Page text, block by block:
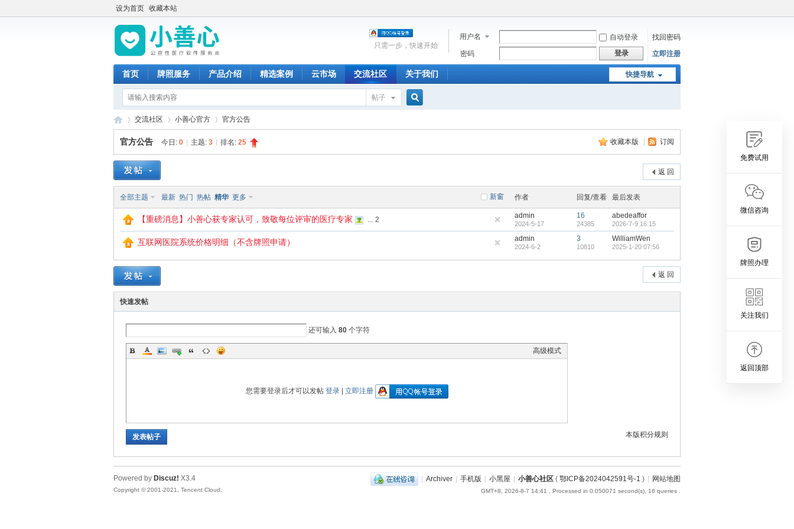
设为首页 收藏本站
用户名 自动登录
找回密码
密码
登录 立即注册
只需一步，快速开始
快捷导航
首页 牌照服务 产品介绍 精选案例 云市场 交流社区 关于我们
帖子
善
»
交流社区 小善心官方 官方公告
收藏本版 订阅
官方公告 今日: 0 主题: 3 排名: 25
返 回
新窗
全部主题 最新 热门 热帖 精华 更多 作者 回复/查看 最后发表
【重磅消息】小善心获专家认可，致敬每位评审的医疗专家 ... 2 admin
2024-5-17
16
24385
abedeaffor
2026-7-9 16:15
互联网医院系统价格明细（不含牌照申请） admin
2024-6-2
3
10810
WilliamWen
2025-1-20 07:56
返 回
快速发帖
还可输入 80 个字符
高级模式
您需要登录后才可以发帖 登录| 立即注册
本版积分规则
发表帖子
| Archiver | 手机版 | 小黑屋 | 小善心社区 ( 鄂ICP备2024042591号-1 ) | 网站地图
免费试用
微信咨询
牌照办理
关注我们
返回顶部
GMT+8, 2026-8-7 14:41 , Processed in 0.050071 second(s), 16 queries .
Powered by Discuz! X3.4
Copyright © 2001-2021, Tencent Cloud.